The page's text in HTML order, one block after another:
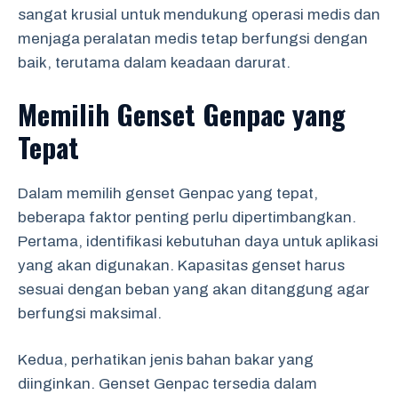
sangat krusial untuk mendukung operasi medis dan
menjaga peralatan medis tetap berfungsi dengan
baik, terutama dalam keadaan darurat.
Memilih Genset Genpac yang
Tepat
Dalam memilih genset Genpac yang tepat,
beberapa faktor penting perlu dipertimbangkan.
Pertama, identifikasi kebutuhan daya untuk aplikasi
yang akan digunakan. Kapasitas genset harus
sesuai dengan beban yang akan ditanggung agar
berfungsi maksimal.
Kedua, perhatikan jenis bahan bakar yang
diinginkan. Genset Genpac tersedia dalam